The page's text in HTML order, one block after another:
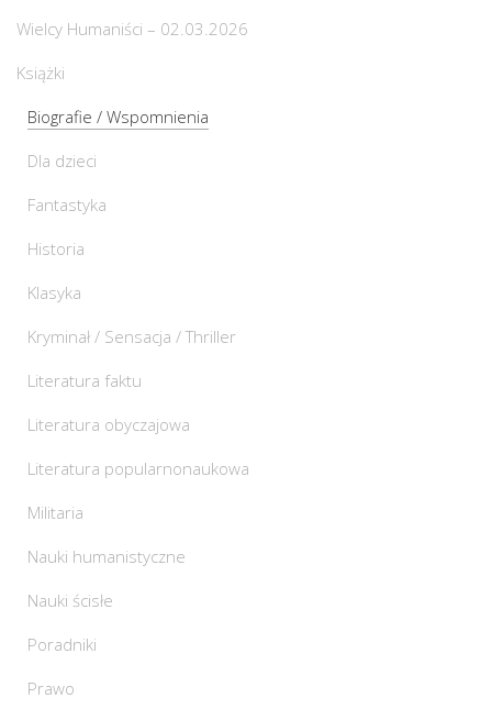
Wielcy Humaniści – 02.03.2026
Książki
Biografie / Wspomnienia
Dla dzieci
Fantastyka
Historia
Klasyka
Kryminał / Sensacja / Thriller
Literatura faktu
Literatura obyczajowa
Literatura popularnonaukowa
Militaria
Nauki humanistyczne
Nauki ścisłe
Poradniki
Prawo